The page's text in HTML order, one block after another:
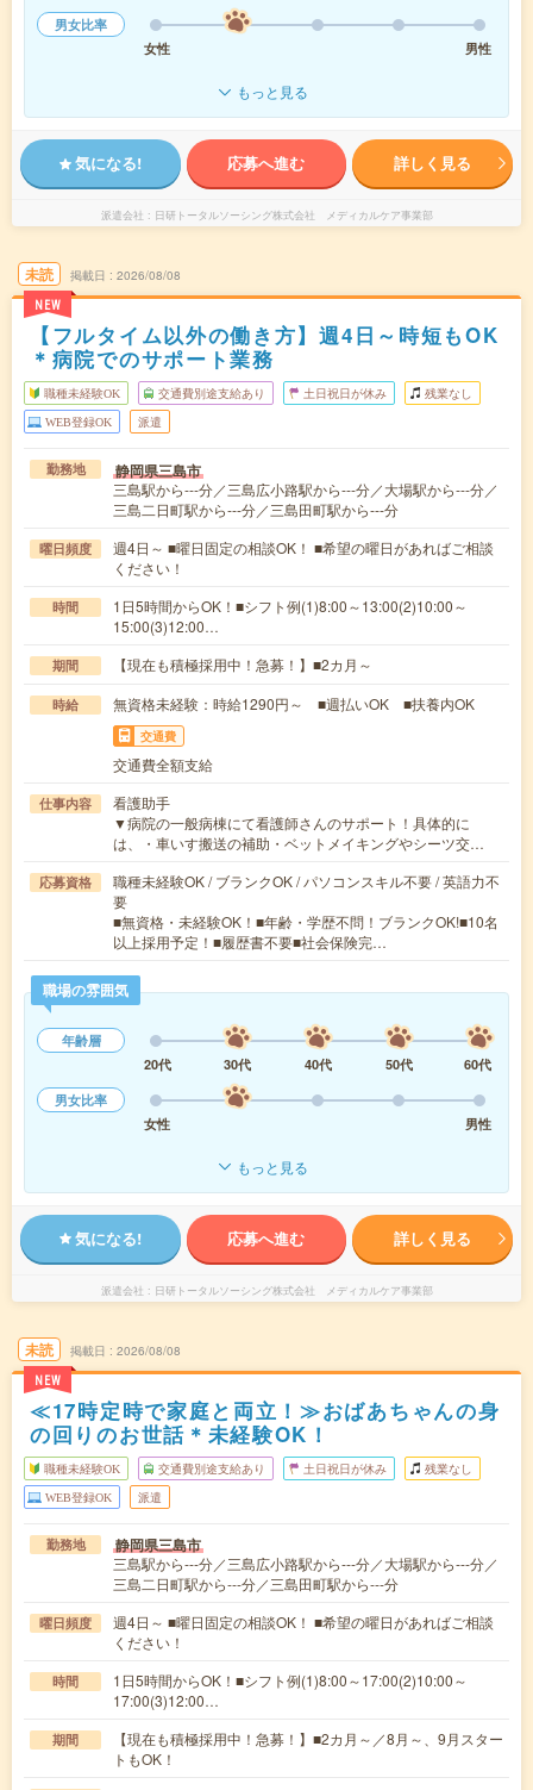
男女比率
女性
男性
もっと見る
気になる! 応募へ進む 詳しく見る
派遣会社 日研トータルソーシング株式会社 メディカルケア事業部
未読
NEW
掲載日 2026/08/08
【フルタイム以外の働き方】週4日～時短もOK
＊病院でのサポート業務
職種未経験OK 交通費別途支給あり 土日祝日が休み 残業なし
WEB登録OK 派遣
勤務地 静岡県三島市
三島駅から---分／三島広小路駅から---分／大場駅から---分／
三島二日町駅から---分／三島田町駅から---分
曜日頻度
週4日～ ■曜日固定の相談OK！ ■希望の曜日があればご相談
ください！
時間
1日5時間からOK！■シフト例(1)8:00～13:00(2)10:00～
15:00(3)12:00…
期間 【現在も積極採用中！急募！】■2カ月～
時給 無資格未経験：時給1290円～ ■週払いOK ■扶養内OK
交通費
交通費全額支給
仕事内容
看護助手
▼病院の一般病棟にて看護師さんのサポート！具体的に
は、・車いす搬送の補助・ベットメイキングやシーツ交…
応募資格
職種未経験OK / ブランクOK / パソコンスキル不要 / 英語力不
要
■無資格・未経験OK！■年齢・学歴不問！ブランクOK!■10名
以上採用予定！■履歴書不要■社会保険完…
職場の雰囲気
年齢層
20代
30代 40代 50代
60代
男女比率
女性
男性
もっと見る
気になる! 応募へ進む 詳しく見る
派遣会社 日研トータルソーシング株式会社 メディカルケア事業部
未読
NEW
掲載日 2026/08/08
≪17時定時で家庭と両立！≫おばあちゃんの身
の回りのお世話＊未経験OK！
職種未経験OK 交通費別途支給あり 土日祝日が休み 残業なし
WEB登録OK 派遣
勤務地 静岡県三島市
三島駅から---分／三島広小路駅から---分／大場駅から---分／
三島二日町駅から---分／三島田町駅から---分
曜日頻度
週4日～ ■曜日固定の相談OK！ ■希望の曜日があればご相談
ください！
時間
1日5時間からOK！■シフト例(1)8:00～17:00(2)10:00～
17:00(3)12:00…
期間
【現在も積極採用中！急募！】■2カ月～／8月～、9月スター
トもOK！